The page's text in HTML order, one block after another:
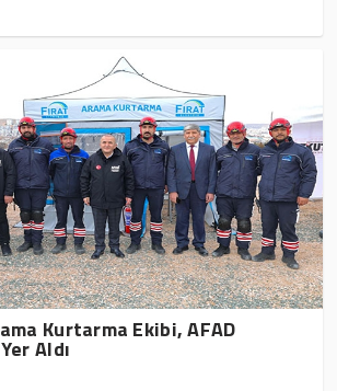
Kurtarma Ekibi, AFAD
Aldı